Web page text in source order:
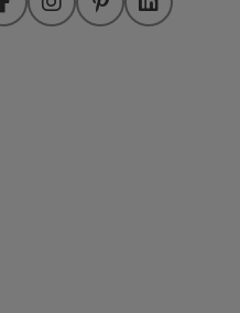
FacebookInstagramPinterestLinkedIn